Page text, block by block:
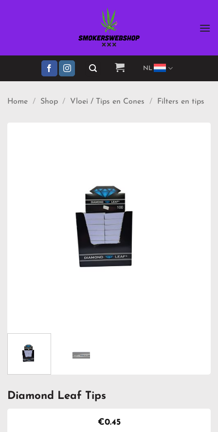
NL
Home / Shop / Vloei / Tips en Cones / Filters en tips
Diamond Leaf Tips
€0.45